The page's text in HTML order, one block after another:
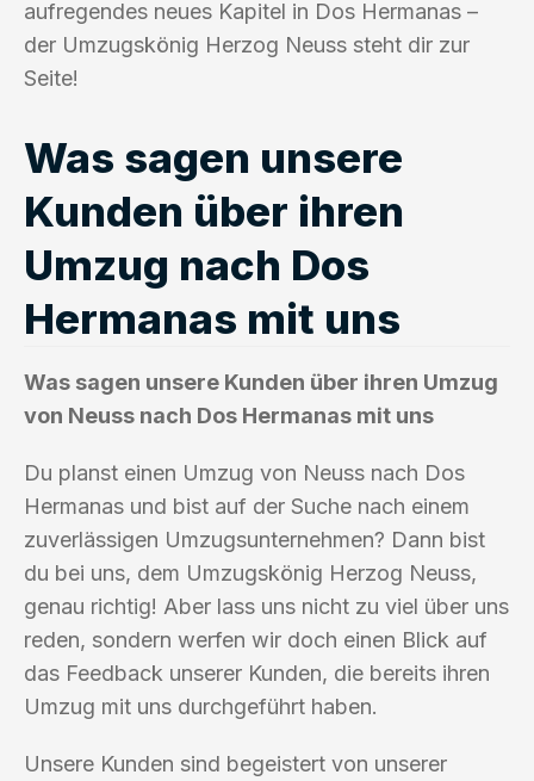
aufregendes neues Kapitel in Dos Hermanas –
der Umzugskönig Herzog Neuss steht dir zur
Seite!
Was sagen unsere
Kunden über ihren
Umzug nach Dos
Hermanas mit uns
Was sagen unsere Kunden über ihren Umzug
von Neuss nach Dos Hermanas mit uns
Du planst einen Umzug von Neuss nach Dos
Hermanas und bist auf der Suche nach einem
zuverlässigen Umzugsunternehmen? Dann bist
du bei uns, dem Umzugskönig Herzog Neuss,
genau richtig! Aber lass uns nicht zu viel über uns
reden, sondern werfen wir doch einen Blick auf
das Feedback unserer Kunden, die bereits ihren
Umzug mit uns durchgeführt haben.
Unsere Kunden sind begeistert von unserer